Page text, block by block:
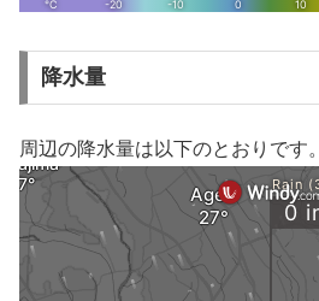
降水量
周辺の降水量は以下のとおりです。